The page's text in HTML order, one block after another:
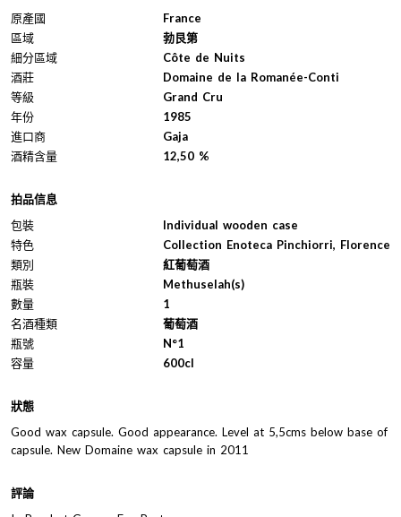
原產國
France
區域
勃艮第
細分區域
Côte de Nuits
酒莊
Domaine de la Romanée-Conti
等級
Grand Cru
年份
1985
進口商
Gaja
酒精含量
12,50 %
拍品信息
包裝
Individual wooden case
特色
Collection Enoteca Pinchiorri, Florence
類別
紅葡萄酒
瓶裝
Methuselah(s)
數量
1
名酒種類
葡萄酒
瓶號
N°1
容量
600cl
狀態
Good wax capsule. Good appearance. Level at 5,5cms below base of
capsule. New Domaine wax capsule in 2011
評論